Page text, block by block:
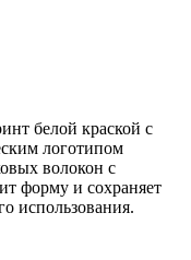
белой краской с
логотипом
волокон с
форму и сохраняет
использования.